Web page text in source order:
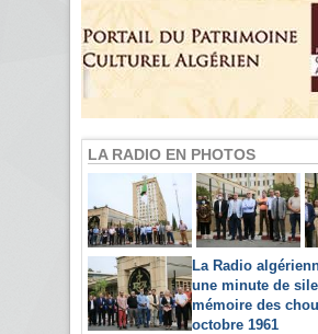
LA RADIO EN PHOTOS
La Radio
une minute de
mémoire des
octobre 1961